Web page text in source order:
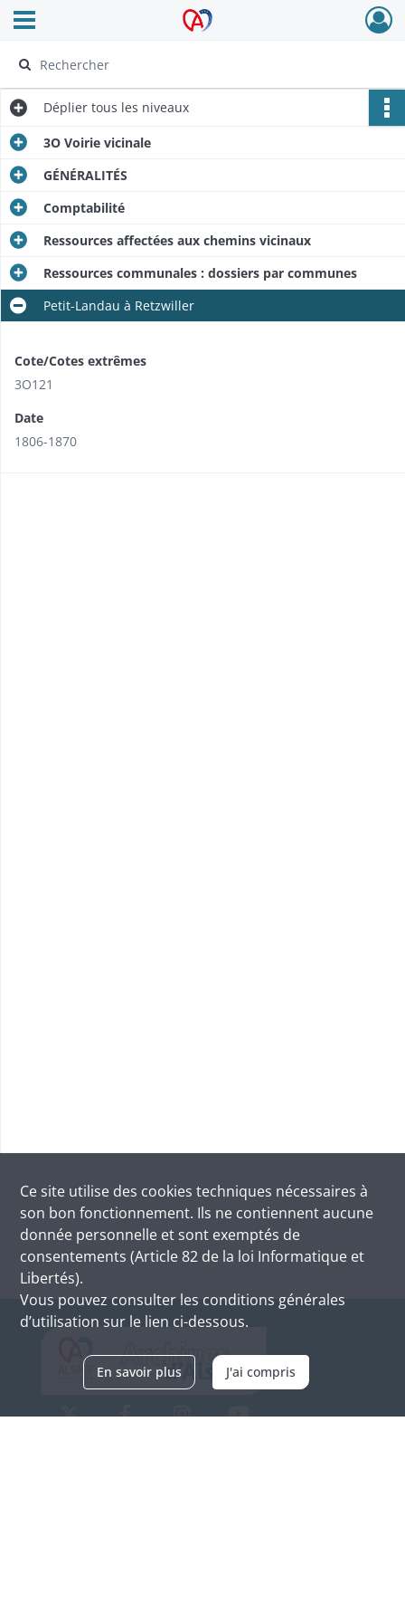
Archives Alsace - Colmar
Ouvrir le menu déroulant
Déplier tous les niveaux
3O Voirie vicinale
GÉNÉRALITÉS
Comptabilité
Ressources affectées aux chemins vicinaux
Ressources communales : dossiers par communes
Petit-Landau à Retzwiller
Cote/Cotes extrêmes
3O121
Date
1806-1870
Ce site utilise des cookies techniques nécessaires à
son bon fonctionnement. Ils ne contiennent aucune
donnée personnelle et sont exemptés de
consentements (Article 82 de la loi Informatique et
Libertés).
Vous pouvez consulter les conditions générales
d’utilisation sur le lien ci-dessous.
En savoir plus J'ai compris